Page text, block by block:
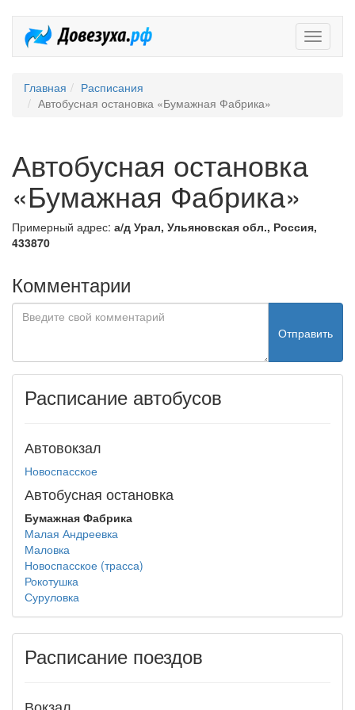
Главная
Расписания
Автобусная остановка «Бумажная Фабрика»
Автобусная остановка
«Бумажная Фабрика»
Примерный адрес: а/д Урал, Ульяновская обл., Россия,
433870
Комментарии
Отправить
Расписание автобусов
Автовокзал
Новоспасское
Автобусная остановка
Бумажная Фабрика
Малая Андреевка
Маловка
Новоспасское (трасса)
Рокотушка
Суруловка
Расписание поездов